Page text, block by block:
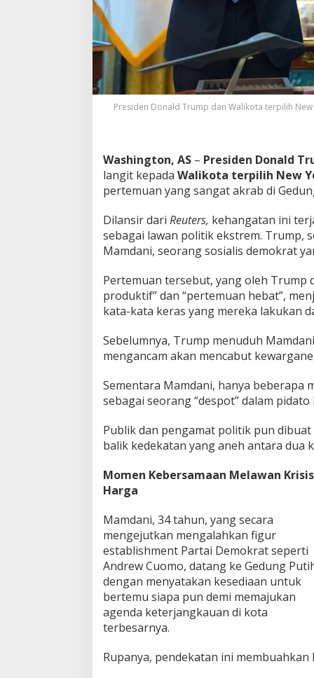
d
g
u
Presiden Donald Trump dan Walikota terpilih
Washington, AS – Presiden Donald
langit kepada Walikota terpilih New
pertemuan yang sangat akrab di
Dilansir dari Reuters, kehangatan ini
sebagai lawan politik ekstrem. Trump,
Mamdani, seorang sosialis demokrat
Pertemuan tersebut, yang oleh Trump
produktif” dan “pertemuan hebat”,
kata-kata keras yang mereka lakukan
Sebelumnya, Trump menuduh
mengancam akan mencabut
Sementara Mamdani, hanya beberapa
sebagai seorang “despot” dalam
Publik dan pengamat politik pun
balik kedekatan yang aneh antara dua
Momen Kebersamaan Melawan Krisis
Harga
Mamdani, 34 tahun, yang secara
mengejutkan mengalahkan figur
establishment Partai Demokrat seperti
Andrew Cuomo, datang ke Gedung
dengan menyatakan kesediaan untuk
bertemu siapa pun demi memajukan
agenda keterjangkauan di kota
terbesarnya.
Rupanya, pendekatan ini membuahkan